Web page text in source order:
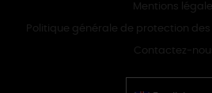
Mentions
Politique générale de protection
Contactez-